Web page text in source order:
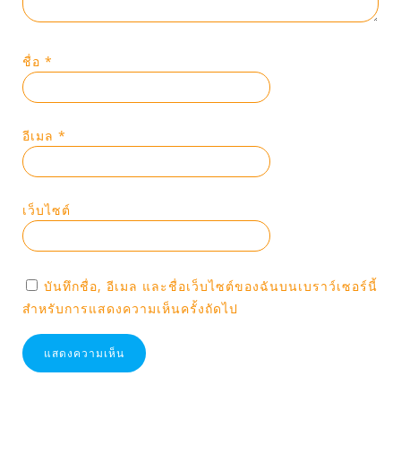
ชื่อ *
อีเมล *
เว็บไซต์
บันทึกชื่อ, อีเมล และชื่อเว็บไซต์ของฉันบนเบราว์เซอร์นี้
สำหรับการแสดงความเห็นครั้งถัดไป